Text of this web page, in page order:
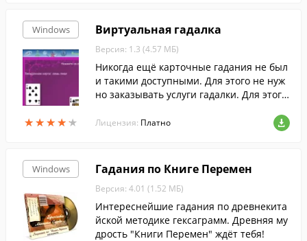
Windows
★★★★★
★★★★★
Виртуальная гадалка
Версия: 1.3 (4.57 МБ)
Никогда ещё карточные гадания не был
и такими доступными. Для этого не нуж
но заказывать услуги гадалки. Для этого
о даже не нужны карты.
Лицензия: Платно
Windows Гадания по Книге Перемен
Версия: 4.01 (1.52 МБ)
Интереснейшие гадания по древнекита
йской методике гексаграмм. Древняя му
дрость "Книги Перемен" ждёт тебя!